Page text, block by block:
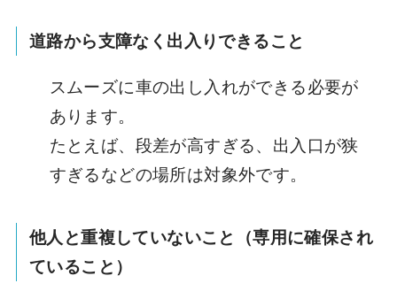
道路から支障なく出入りできること
スムーズに車の出し入れができる必要が
あります。
たとえば、段差が高すぎる、出入口が狭
すぎるなどの場所は対象外です。
他人と重複していないこと（専用に確保され
ていること）